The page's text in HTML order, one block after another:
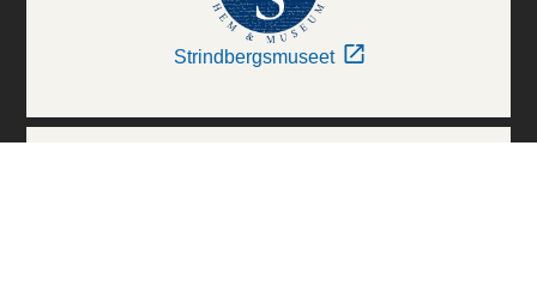
Strindbergsmuseet